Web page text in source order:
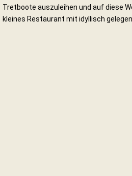
Tretboote auszuleihen und auf diese
kleines Restaurant mit idyllisch